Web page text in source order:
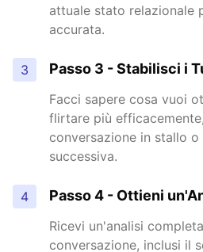
attuale stato relazionale
accurata.
3 Passo 3 - Stabilisci i
Facci sapere cosa vuoi
flirtare più
conversazione in stallo o
successiva.
4 Passo 4 - Ottieni
Ricevi un'analisi
conversazione, inclusi il